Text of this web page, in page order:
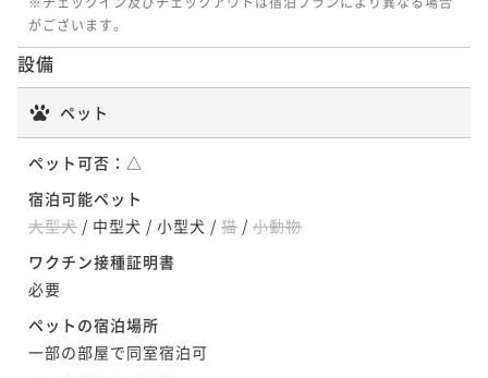
がございます。
設備
ペット
ペット可否： △
宿泊可能ペット
大型犬 / 中型犬 / 小型犬 / 猫 / 小動物
ワクチン接種証明書
必要
ペットの宿泊場所
一部の部屋で同室宿泊可